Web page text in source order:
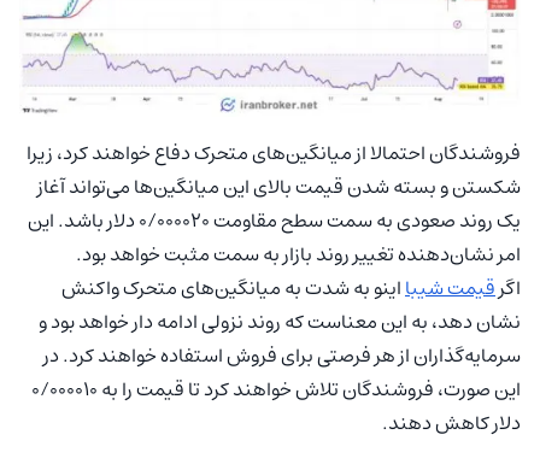
فروشندگان احتمالا از میانگین‌های متحرک دفاع خواهند کرد، زیرا
شکستن و بسته شدن قیمت بالای این میانگین‌ها می‌تواند آغاز
یک روند صعودی به سمت سطح مقاومت ۰/۰۰۰۰۲۰ دلار باشد. این
امر نشان‌دهنده تغییر روند بازار به سمت مثبت خواهد بود.
اگرقیمت شیبااینو به شدت به میانگین‌های متحرک واکنش
نشان دهد، به این معناست که روند نزولی ادامه دار خواهد بود و
سرمایه‌گذاران از هر فرصتی برای فروش استفاده خواهند کرد. در
این صورت، فروشندگان تلاش خواهند کرد تا قیمت را به ۰/۰۰۰۰۱۰
دلار کاهش دهند.